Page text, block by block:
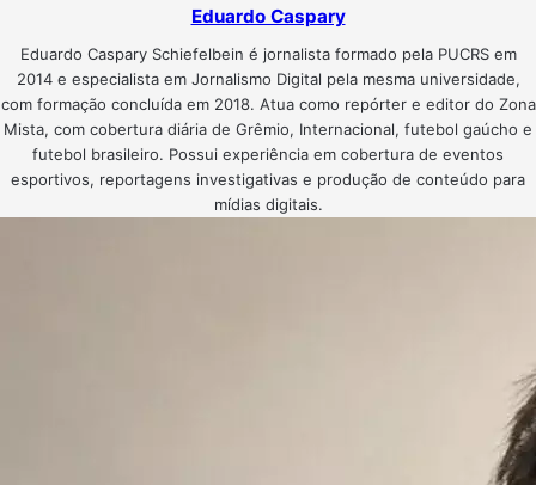
Eduardo Caspary
Eduardo Caspary Schiefelbein é jornalista formado pela PUCRS em
2014 e especialista em Jornalismo Digital pela mesma universidade,
com formação concluída em 2018. Atua como repórter e editor do Zona
Mista, com cobertura diária de Grêmio, Internacional, futebol gaúcho e
futebol brasileiro. Possui experiência em cobertura de eventos
esportivos, reportagens investigativas e produção de conteúdo para
mídias digitais.